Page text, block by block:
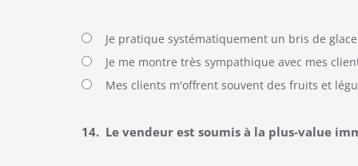
Je pratique systématiquement un bris de
Je me montre très sympathique avec mes
Mes clients m'offrent souvent des fruits et
14. Le vendeur est soumis à la plus-value